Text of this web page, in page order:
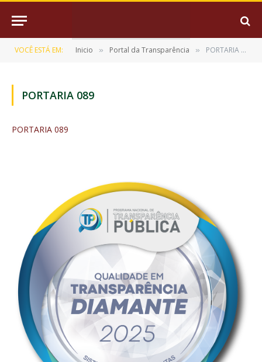
VOCÊ ESTÁ EM: Inicio » Portal da Transparência » PORTARIA 089
PORTARIA 089
PORTARIA 089